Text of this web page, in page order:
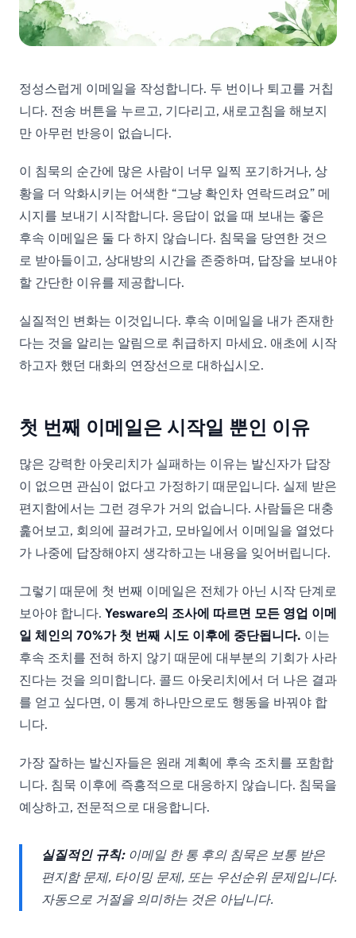
정성스럽게 이메일을 작성합니다. 두 번이나 퇴고를 거칩
니다. 전송 버튼을 누르고, 기다리고, 새로고침을 해보지
만 아무런 반응이 없습니다.
이 침묵의 순간에 많은 사람이 너무 일찍 포기하거나, 상
황을 더 악화시키는 어색한 “그냥 확인차 연락드려요” 메
시지를 보내기 시작합니다. 응답이 없을 때 보내는 좋은
후속 이메일은 둘 다 하지 않습니다. 침묵을 당연한 것으
로 받아들이고, 상대방의 시간을 존중하며, 답장을 보내야
할 간단한 이유를 제공합니다.
실질적인 변화는 이것입니다. 후속 이메일을 내가 존재한
다는 것을 알리는 알림으로 취급하지 마세요. 애초에 시작
하고자 했던 대화의 연장선으로 대하십시오.
첫 번째 이메일은 시작일 뿐인 이유
많은 강력한 아웃리치가 실패하는 이유는 발신자가 답장
이 없으면 관심이 없다고 가정하기 때문입니다. 실제 받은
편지함에서는 그런 경우가 거의 없습니다. 사람들은 대충
훑어보고, 회의에 끌려가고, 모바일에서 이메일을 열었다
가 나중에 답장해야지 생각하고는 내용을 잊어버립니다.
그렇기 때문에 첫 번째 이메일은 전체가 아닌 시작 단계로
보아야 합니다. Yesware의 조사에 따르면 모든 영업 이메
일 체인의 70%가 첫 번째 시도 이후에 중단됩니다. 이는
후속 조치를 전혀 하지 않기 때문에 대부분의 기회가 사라
진다는 것을 의미합니다. 콜드 아웃리치에서 더 나은 결과
를 얻고 싶다면, 이 통계 하나만으로도 행동을 바꿔야 합
니다.
가장 잘하는 발신자들은 원래 계획에 후속 조치를 포함합
니다. 침묵 이후에 즉흥적으로 대응하지 않습니다. 침묵을
예상하고, 전문적으로 대응합니다.
실질적인 규칙:이메일 한 통 후의 침묵은 보통 받은
편지함 문제, 타이밍 문제, 또는 우선순위 문제입니다.
자동으로 거절을 의미하는 것은 아닙니다.